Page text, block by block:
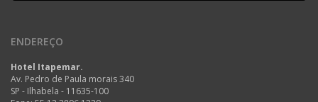
ENDEREÇO
Hotel Itapemar.
Av. Pedro de Paula morais 340
SP - Ilhabela - 11635-100